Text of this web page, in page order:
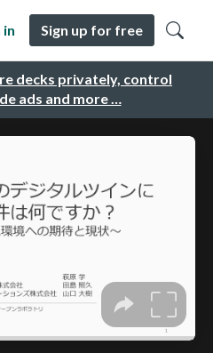
decks privately, control
ads and more …
in Sign up for free